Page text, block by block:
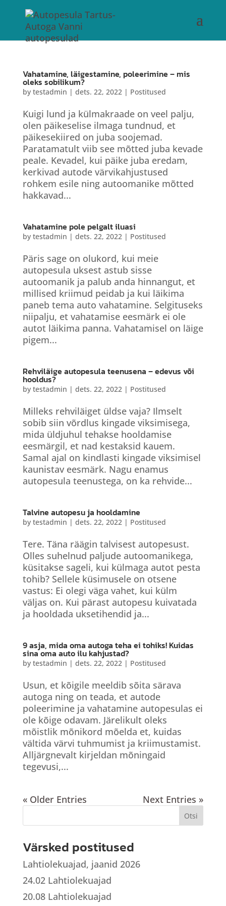
Vahatamine, läigestamine, poleerimine – mis
oleks sobilikum?
by testadmin | dets. 22, 2022| Postitused
Kuigi lund ja külmakraade on veel palju,
olen päikeselise ilmaga tundnud, et
päikesekiired on juba soojemad.
Paratamatult viib see mõtted juba kevade
peale. Kevadel, kui päike juba eredam,
kerkivad autode värvikahjustused
rohkem esile ning autoomanike mõtted
hakkavad...
Vahatamine pole pelgalt iluasi
by testadmin | dets. 22, 2022| Postitused
Päris sage on olukord, kui meie
autopesula uksest astub sisse
autoomanik ja palub anda hinnangut, et
millised kriimud peidab ja kui läikima
paneb tema auto vahatamine. Selgituseks
niipalju, et vahatamise eesmärk ei ole
autot läikima panna. Vahatamisel on läige
pigem...
Rehviläige autopesula teenusena – edevus või
hooldus?
by testadmin | dets. 22, 2022| Postitused
Milleks rehviläiget üldse vaja? Ilmselt
sobib siin võrdlus kingade viksimisega,
mida üldjuhul tehakse hooldamise
eesmärgil, et nad kestaksid kauem.
Samal ajal on kindlasti kingade viksimisel
kaunistav eesmärk. Nagu enamus
autopesula teenustega, on ka rehvide...
Talvine autopesu ja hooldamine
by testadmin | dets. 22, 2022| Postitused
Tere. Täna räägin talvisest autopesust.
Olles suhelnud paljude autoomanikega,
küsitakse sageli, kui külmaga autot pesta
tohib? Sellele küsimusele on otsene
vastus: Ei olegi väga vahet, kui külm
väljas on. Kui pärast autopesu kuivatada
ja hooldada uksetihendid ja...
9 asja, mida oma autoga teha ei tohiks! Kuidas
sina oma auto ilu kahjustad?
by testadmin | dets. 22, 2022| Postitused
Usun, et kõigile meeldib sõita särava
autoga ning on teada, et autode
poleerimine ja vahatamine autopesulas ei
ole kõige odavam. Järelikult oleks
mõistlik mõnikord mõelda et, kuidas
vältida värvi tuhmumist ja kriimustamist.
Alljärgnevalt kirjeldan mõningaid
tegevusi,...
« Older Entries Next Entries »
Värsked postitused
Lahtiolekuajad, jaanid 2026
24.02 Lahtiolekuajad
20.08 Lahtiolekuajad